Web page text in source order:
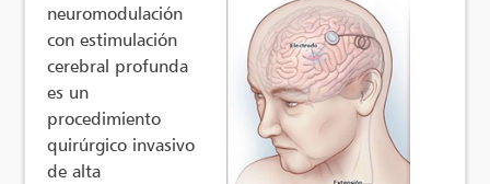
neuromodulación
con estimulación
cerebral profunda
es un
procedimiento
quirúrgico invasivo
de alta